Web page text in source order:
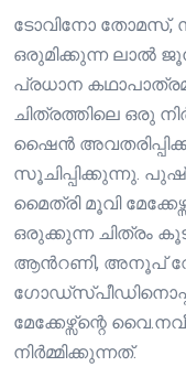
ടോവിനോ തോമസ്,
ഒരുമിക്കുന്ന ലാൽ
പ്രധാന
ചിത്രത്തിലെ ഒരു
ഷൈൻ
സൂചിപ്പിക്കുന്നു.
മൈത്രി മൂവി
ഒരുക്കുന്ന ചിത്രം
ആൻറണി, അനൂപ്
മേക്കേഴ്സ്ന്റെ
നിർമ്മിക്കുന്നത്.